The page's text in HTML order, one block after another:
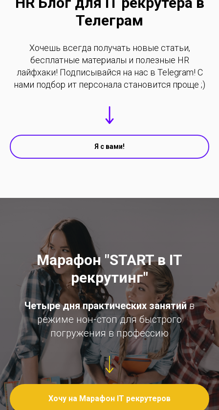
Телеграм
Хочешь всегда получать новые статьи,
бесплатные материалы и полезные HR
лайфхаки! Подписывайся на нас в Telegram! С
нами подбор ит персонала становится проще ;)
Я с вами!
Марафон "START в IT
рекрутинг"
Четыре дня практических занятийв
режиме нон-стоп для быстрого
погружения в профессию
Хочу на Марафон IT рекрутеров